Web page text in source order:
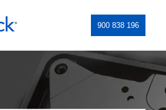
900 838 196